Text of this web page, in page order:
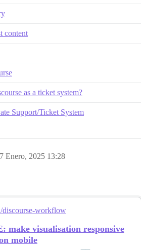
content
as a ticket system?
Support/Ticket System
Enero, 2025 13:28
discourse-workflow
make visualisation responsive
mobile